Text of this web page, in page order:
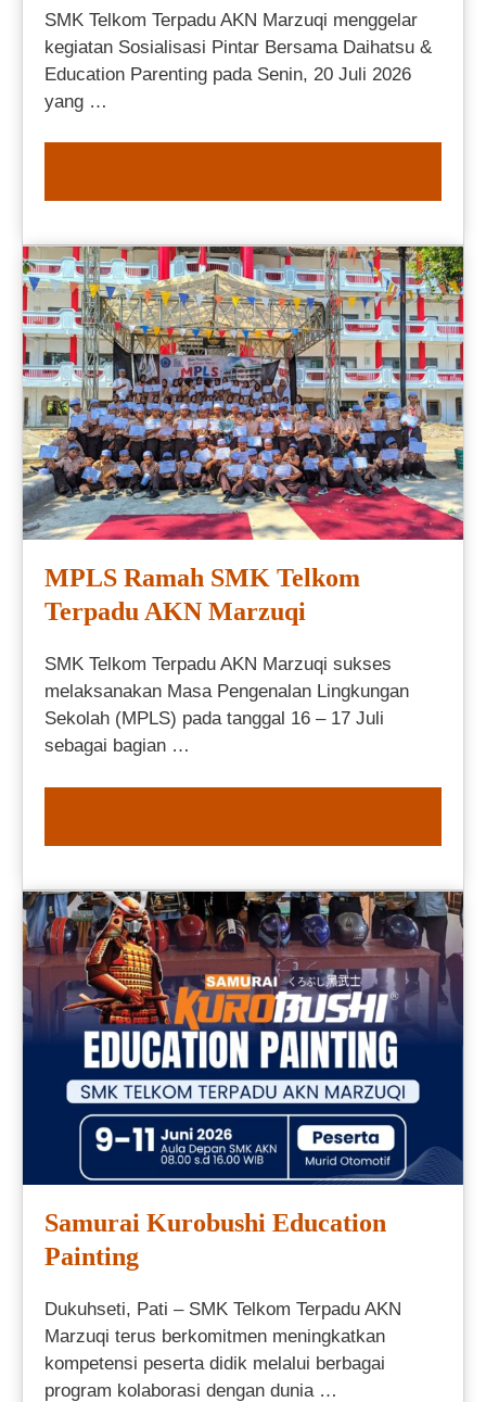
SMK Telkom Terpadu AKN Marzuqi menggelar
kegiatan Sosialisasi Pintar Bersama Daihatsu &
Education Parenting pada Senin, 20 Juli 2026
yang …
MPLS Ramah SMK Telkom
Terpadu AKN Marzuqi
SMK Telkom Terpadu AKN Marzuqi sukses
melaksanakan Masa Pengenalan Lingkungan
Sekolah (MPLS) pada tanggal 16 – 17 Juli
sebagai bagian …
Samurai Kurobushi Education
Painting
Dukuhseti, Pati – SMK Telkom Terpadu AKN
Marzuqi terus berkomitmen meningkatkan
kompetensi peserta didik melalui berbagai
program kolaborasi dengan dunia …